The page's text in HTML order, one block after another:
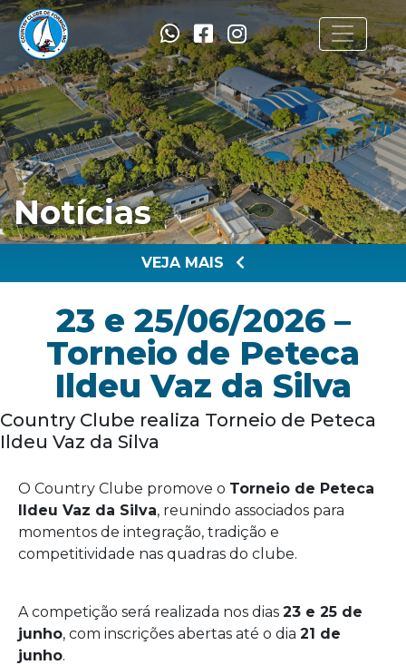
Notícias
VEJA MAIS
23 e 25/06/2026 –
Torneio de Peteca
Ildeu Vaz da Silva
Country Clube realiza Torneio de Peteca
Ildeu Vaz da Silva
O Country Clube promove o Torneio de Peteca
Ildeu Vaz da Silva, reunindo associados para
momentos de integração, tradição e
competitividade nas quadras do clube.
A competição será realizada nos dias 23 e 25 de
junho, com inscrições abertas até o dia 21 de
junho.